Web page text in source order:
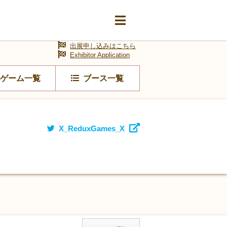
ゲーム一覧 ブース一覧
出展申し込みはこちら
Exhibitor Application
X_ReduxGames_X